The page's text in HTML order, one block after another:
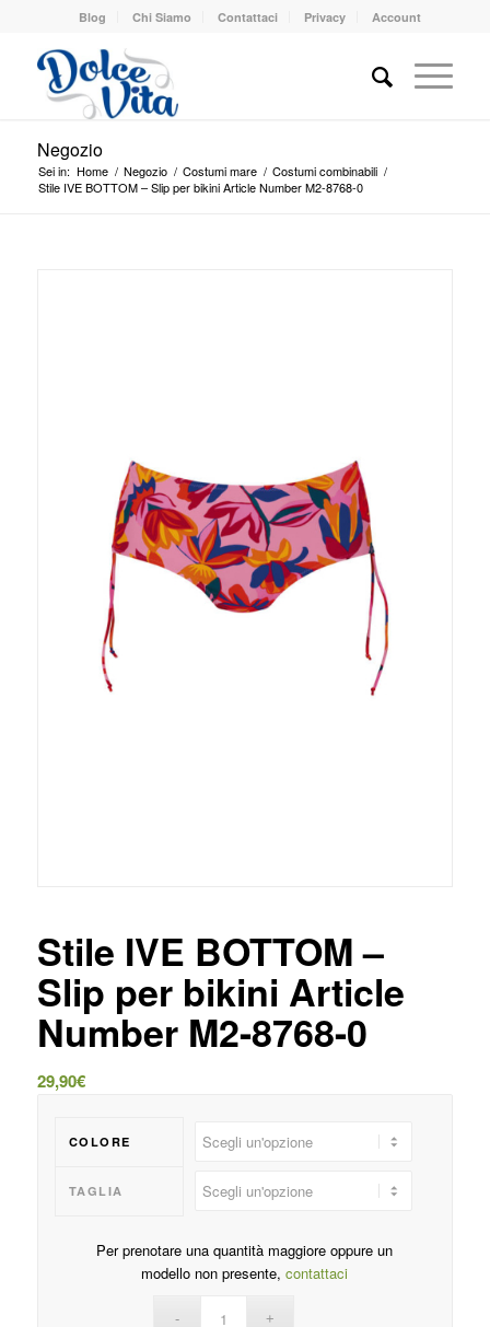
Blog Chi Siamo Contattaci Privacy Account
Negozio
Sei in: Home / Negozio / Costumi mare / Costumi combinabili /
Stile IVE BOTTOM – Slip per bikini Article Number M2-8768-0
Stile IVE BOTTOM –
Slip per bikini Article
Number M2-8768-0
29,90€
COLORE
TAGLIA
Per prenotare una quantità maggiore oppure un
modello non presente,contattaci